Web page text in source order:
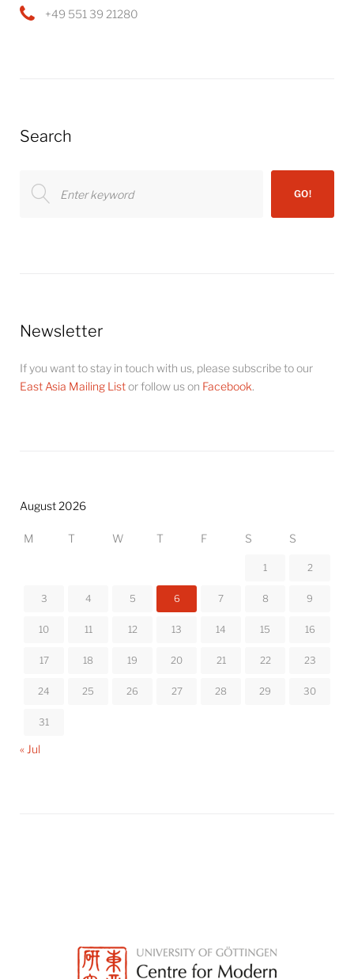
+49 551 39 21280
Search
for:
GO!
Newsletter
If you want to stay in touch with us, please subscribe to our
East Asia Mailing Listor follow us on Facebook.
August 2026
M T W T F S S
1 2
3 4 5 6 7 8 9
10 11 12 13 14 15 16
17 18 19 20 21 22 23
24 25 26 27 28 29 30
31
« Jul